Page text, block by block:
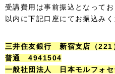
受講費用は事前振込となって
以内に下記口座にてお振込み
三井住友銀行 新宿支店（221
普通 4941504
一般社団法人 日本モルフォセ